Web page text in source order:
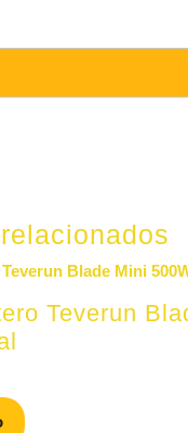
Teverun